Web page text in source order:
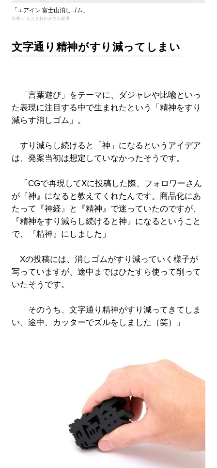
「エアイン 富士山消しゴム」
出典： もときれおがさん提供
文字通り精神がすり減ってしまい
「言葉遊び」をテーマに、ダジャレや比喩といっ
た表現に注目する中で生まれたという「精神をすり
減らす消しゴム」。
すり減らし続けると「神」になるというアイデア
は、発案当初は想定していなかったそうです。
「CGで再現してXに投稿した際、フォロワーさん
が『神』になると教えてくれたんです。商品化にあ
たって『神経』と『精神』で迷っていたのですが、
『精神をすり減らし続けると神』になるということ
で、『精神』にしました」
Xの投稿には、消しゴムがすり減っていく様子が
写っていますが、途中まではひたすら使って削って
いたそうです。
「そのうち、文字通り精神がすり減ってきてしま
い、途中、カッターでズルをしました（笑）」